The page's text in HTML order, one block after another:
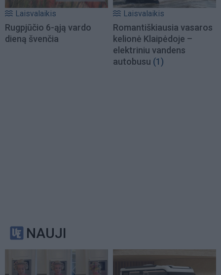
Laisvalaikis
Rugpjūčio 6-ąją vardo
dieną švenčia
Laisvalaikis
Romantiškiausia vasaros
kelionė Klaipėdoje –
elektriniu vandens
autobusu (1)
NAUJI